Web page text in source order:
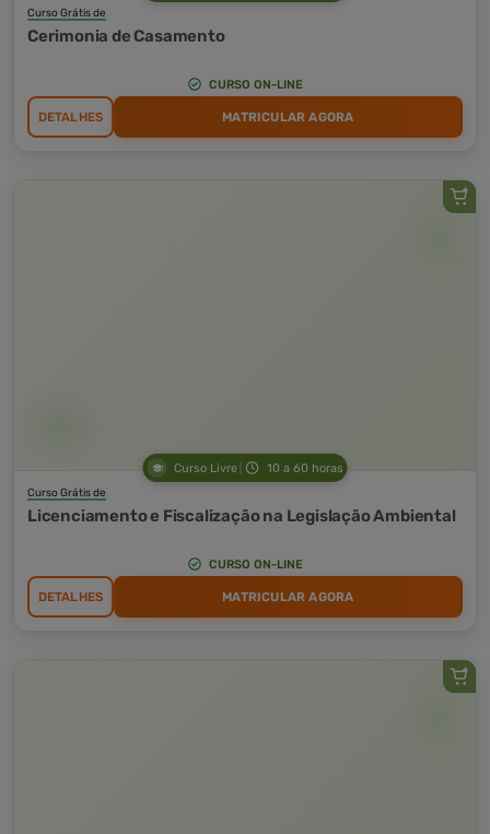
Curso Grátis de
Cerimonia de Casamento
CURSO ON-LINE
DETALHES MATRICULAR AGORA
Curso Livre 10 a 60 horas
Curso Grátis de
Licenciamento e Fiscalização na Legislação Ambiental
CURSO ON-LINE
DETALHES MATRICULAR AGORA